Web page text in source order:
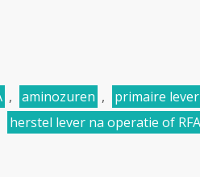
, aminozuren ,
primaire
herstel lever na operatie of